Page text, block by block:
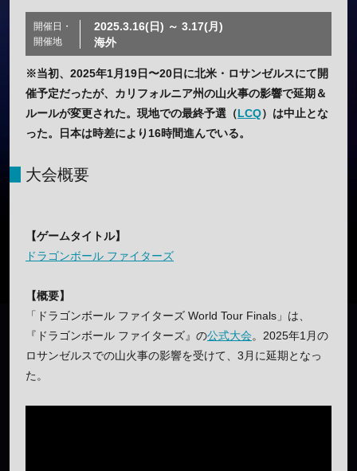
開催日・
開催地
2025.3.16(日) ～ 3.17(月)
海外
※当初、2025年1月19日〜20日に北米・ロサンゼルスにて開
催予定だったが、カリフォルニア州の山火事の影響で延期＆
ルールが変更された。現地での最終予選（LCQ）は中止とな
った。日本は時差により16時間進んでいる。
大会概要
【ゲームタイトル】
ドラゴンボール ファイターズ
【概要】
「ドラゴンボール ファイターズ World Tour Finals」は、
『ドラゴンボール ファイターズ』の公式大会。2025年1月の
ロサンゼルスでの山火事の影響を受けて、3月に延期となっ
た。